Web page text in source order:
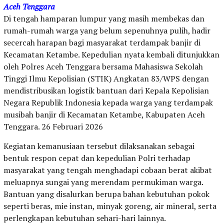
Aceh Tenggara
Di tengah hamparan lumpur yang masih membekas dan
rumah-rumah warga yang belum sepenuhnya pulih, hadir
secercah harapan bagi masyarakat terdampak banjir di
Kecamatan Ketambe. Kepedulian nyata kembali ditunjukkan
oleh Polres Aceh Tenggara bersama Mahasiswa Sekolah
Tinggi Ilmu Kepolisian (STIK) Angkatan 83/WPS dengan
mendistribusikan logistik bantuan dari Kepala Kepolisian
Negara Republik Indonesia kepada warga yang terdampak
musibah banjir di Kecamatan Ketambe, Kabupaten Aceh
Tenggara. 26 Februari 2026
Kegiatan kemanusiaan tersebut dilaksanakan sebagai
bentuk respon cepat dan kepedulian Polri terhadap
masyarakat yang tengah menghadapi cobaan berat akibat
meluapnya sungai yang merendam permukiman warga.
Bantuan yang disalurkan berupa bahan kebutuhan pokok
seperti beras, mie instan, minyak goreng, air mineral, serta
perlengkapan kebutuhan sehari-hari lainnya.